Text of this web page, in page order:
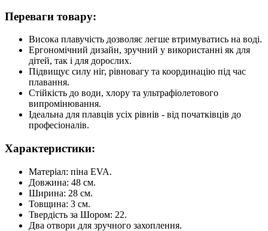
Переваги товару:
Висока плавучість дозволяє легше втримуватись на воді.
Ергономічний дизайн, зручний у використанні як для
дітей, так і для дорослих.
Підвищує силу ніг, рівновагу та координацію під час
плавання.
Стійкість до води, хлору та ультрафіолетового
випромінювання.
Ідеальна для плавців усіх рівнів - від початківців до
професіоналів.
Характеристики:
Матеріал: піна EVA.
Довжина: 48 см.
Ширина: 28 см.
Товщина: 3 см.
Твердість за Шором: 22.
Два отвори для зручного захоплення.